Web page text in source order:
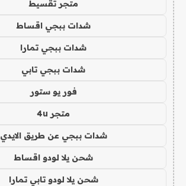
متجر تقسيط
شدات ببجي اقساط
شدات ببجي تمارا
شدات ببجي تابي
فور يو ستور
متجر 4u
شدات ببجي عن طريق الايدي
شحن يلا لودو اقساط
شحن يلا لودو تابي تمارا